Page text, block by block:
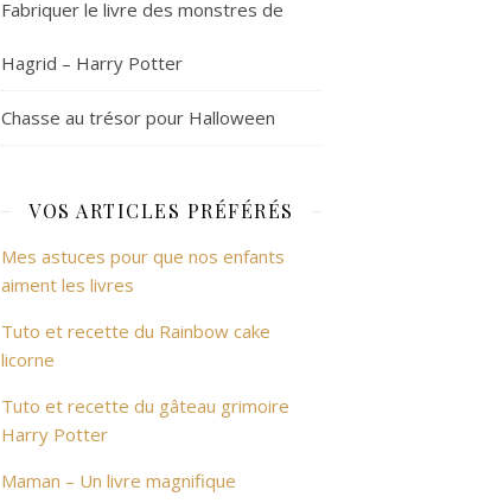
Fabriquer le livre des monstres de
Hagrid – Harry Potter
Chasse au trésor pour Halloween
VOS ARTICLES PRÉFÉRÉS
Mes astuces pour que nos enfants
aiment les livres
Tuto et recette du Rainbow cake
licorne
Tuto et recette du gâteau grimoire
Harry Potter
Maman – Un livre magnifique